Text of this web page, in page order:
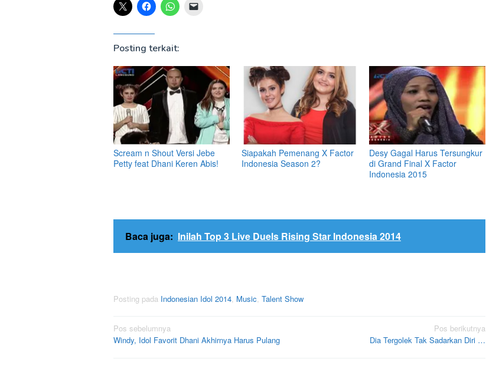
Posting terkait:
Scream n Shout Versi Jebe
Petty feat Dhani Keren Abis!
Siapakah Pemenang X Factor
Indonesia Season 2?
Desy Gagal Harus Tersungkur
di Grand Final X Factor
Indonesia 2015
Baca juga: Inilah Top 3 Live Duels Rising Star Indonesia 2014
Posting pada Indonesian Idol 2014 Music Talent Show
Navigasi
pos
Pos sebelumnya
Windy, Idol Favorit Dhani Akhirnya Harus Pulang
Pos berikutnya
Dia Tergolek Tak Sadarkan Diri …